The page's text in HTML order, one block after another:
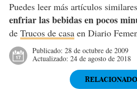
Puedes leer más artículos
enfriar las bebidas en pocos
de Trucos de casaen Diario
Publicado: 28 de octubre de 2009
Actualizado: 24 de agosto de 2018